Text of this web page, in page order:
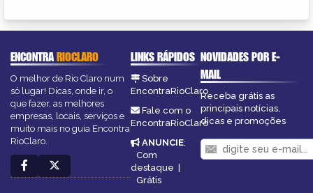
ENCONTRARIOCLARO
O melhor de Rio Claro num
só lugar! Dicas, onde ir, o
que fazer, as melhores
empresas, locais, serviços e
muito mais no guia Encontra
RioClaro.
LINKS RÁPIDOS
Sobre
EncontraRioClaro
Fale com o
EncontraRioClaro
ANUNCIE:
Com
destaque
Grátis
NOVIDADES POR E-
MAIL
Receba grátis as
principais notícias,
dicas e promoções